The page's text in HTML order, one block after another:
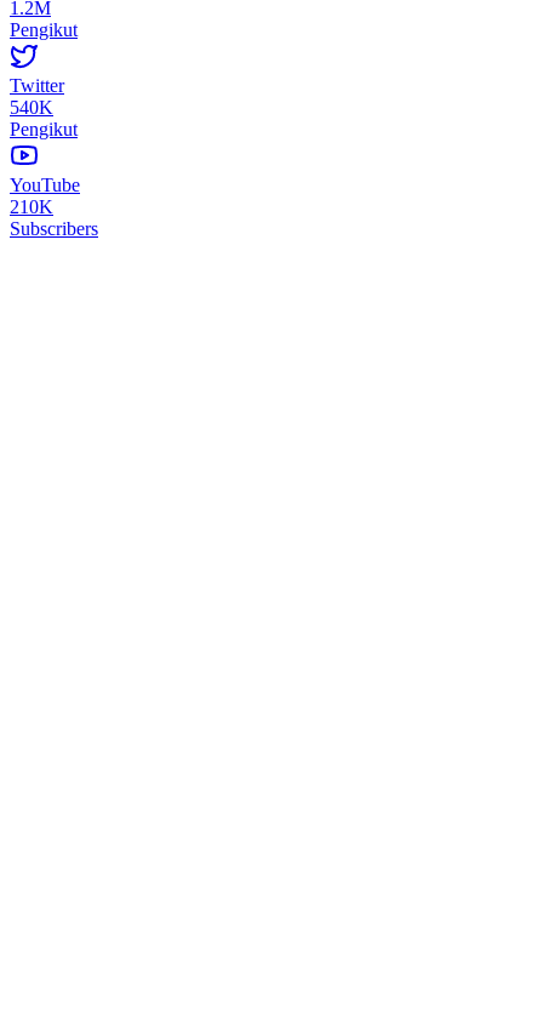
1.2M
Pengikut
Twitter
540K
Pengikut
YouTube
210K
Subscribers